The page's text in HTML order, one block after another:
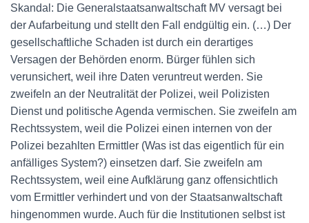
Skandal: Die Generalstaatsanwaltschaft MV versagt bei
der Aufarbeitung und stellt den Fall endgültig ein. (…) Der
gesellschaftliche Schaden ist durch ein derartiges
Versagen der Behörden enorm. Bürger fühlen sich
verunsichert, weil ihre Daten veruntreut werden. Sie
zweifeln an der Neutralität der Polizei, weil Polizisten
Dienst und politische Agenda vermischen. Sie zweifeln am
Rechtssystem, weil die Polizei einen internen von der
Polizei bezahlten Ermittler (Was ist das eigentlich für ein
anfälliges System?) einsetzen darf. Sie zweifeln am
Rechtssystem, weil eine Aufklärung ganz offensichtlich
vom Ermittler verhindert und von der Staatsanwaltschaft
hingenommen wurde. Auch für die Institutionen selbst ist